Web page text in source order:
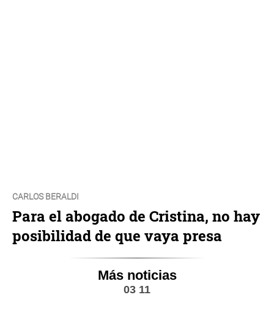
CARLOS BERALDI
Para el abogado de Cristina, no hay
posibilidad de que vaya presa
Más noticias
03 11